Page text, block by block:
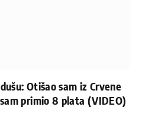
Otišao sam iz Crvene
primio 8 plata (VIDEO)